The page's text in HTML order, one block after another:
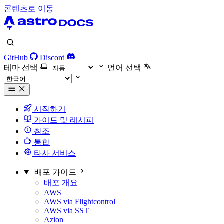
콘텐츠로 이동
GitHub
Discord
테마 선택
언어 선택
시작하기
가이드 및 레시피
참조
통합
타사 서비스
배포 가이드
배포 개요
AWS
AWS via Flightcontrol
AWS via SST
Azion